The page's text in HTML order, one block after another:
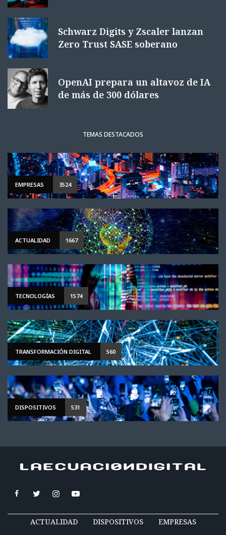
Schwarz Digits y Zscaler lanzan
Zero Trust SASE soberano
OpenAI prepara un altavoz de IA
de más de 300 dólares
TEMAS DESTACADOS
EMPRESAS 3524
ACTUALIDAD 1667
TECNOLOGÍAS 1574
TRANSFORMACIÓN DIGITAL 560
DISPOSITIVOS 531
ACTUALIDAD DISPOSITIVOS EMPRESAS